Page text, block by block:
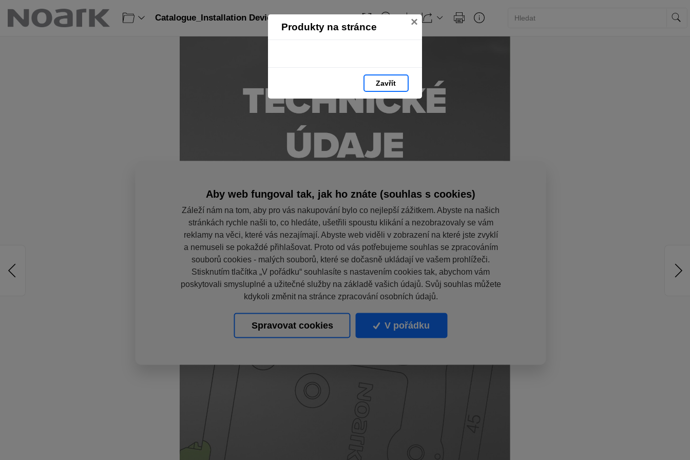
Produkty na stránce ×
Zavřít
Catalogue_Installation Devices_CZ: strana 237
Aby web fungoval tak, jak ho znáte (souhlas s cookies)
Záleží nám na tom, aby pro vás nakupování bylo co nejlepší zážitkem. Abyste na našich
stránkách rychle našli to, co hledáte, ušetřili spoustu klikání a nezobrazovaly se vám
reklamy na věci, které vás nezajímají. Abyste web viděli v zobrazení na které jste zvyklí
a nemuseli se pokaždé přihlašovat. Proto od vás potřebujeme souhlas se zpracováním
souborů cookies - malých souborů, které se dočasně ukládají ve vašem prohlížeči.
Stisknutím tlačítka „V pořádku“ souhlasíte s nastavením cookies tak, abychom vám
poskytovali smysluplné a užitečné služby na základě vašich údajů. Svůj souhlas můžete
kdykoli změnit na stránce zpracování osobních údajů.
Spravovat cookies V pořádku